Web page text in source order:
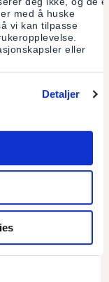
med å huske
vi kan tilpasse
eller
Detaljer